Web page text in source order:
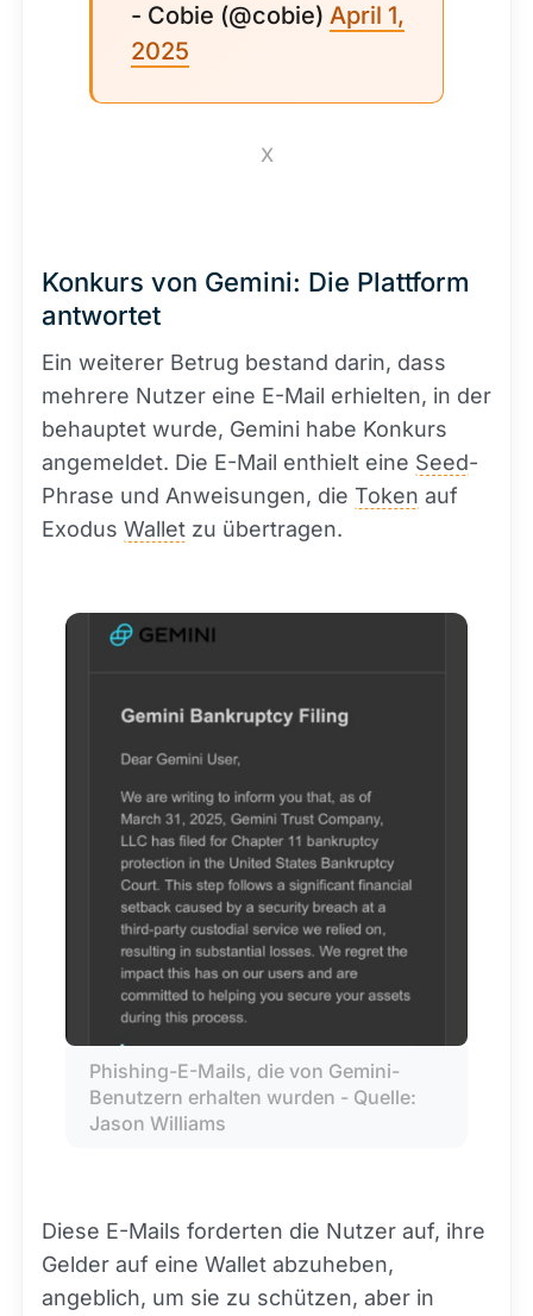
- Cobie (@cobie) April 1,
2025
X
Konkurs von Gemini: Die Plattform
antwortet
Ein weiterer Betrug bestand darin, dass
mehrere Nutzer eine E-Mail erhielten, in der
behauptet wurde, Gemini habe Konkurs
angemeldet. Die E-Mail enthielt eine Seed-
Phrase und Anweisungen, die Token auf
Exodus Wallet zu übertragen.
Phishing-E-Mails, die von Gemini-
Benutzern erhalten wurden - Quelle:
Jason Williams
Diese E-Mails forderten die Nutzer auf, ihre
Gelder auf eine Wallet abzuheben,
angeblich, um sie zu schützen, aber in